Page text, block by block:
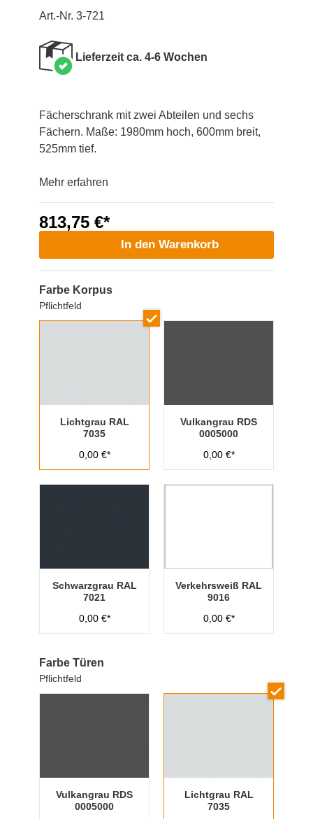
Art.-Nr. 3-721
Lieferzeit ca. 4-6 Wochen
Fächerschrank mit zwei Abteilen und sechs
Fächern. Maße: 1980mm hoch, 600mm breit,
525mm tief.
Mehr erfahren
813,75 €*
In den Warenkorb
Farbe Korpus
Pflichtfeld
Lichtgrau RAL
7035
0,00 €*
Vulkangrau RDS
0005000
0,00 €*
Schwarzgrau RAL
7021
0,00 €*
Verkehrsweiß RAL
9016
0,00 €*
Farbe Türen
Pflichtfeld
Vulkangrau RDS
0005000
Lichtgrau RAL
7035